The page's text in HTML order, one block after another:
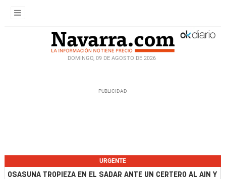
DOMINGO, 09 DE AGOSTO DE 2026
URGENTE
OSASUNA TROPIEZA EN EL SADAR ANTE UN CERTERO AL AIN Y